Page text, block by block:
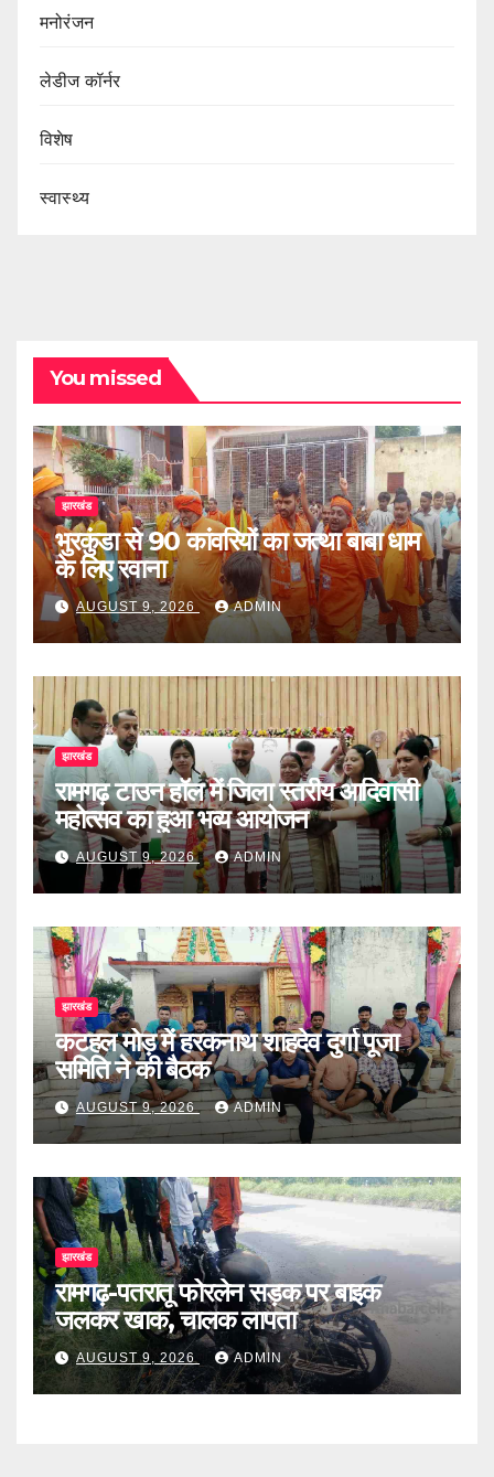
मनोरंजन
लेडीज कॉर्नर
विशेष
स्वास्थ्य
You missed
झारखंड
भुरकुंडा से 90 कांवरियों का जत्था बाबा धाम
के लिए रवाना
AUGUST 9, 2026 ADMIN
झारखंड
रामगढ़ टाउन हॉल में जिला स्तरीय आदिवासी
महोत्सव का हुआ भव्य आयोजन
AUGUST 9, 2026 ADMIN
झारखंड
कटहल मोड़ में हरकनाथ शाहदेव दुर्गा पूजा
समिति ने की बैठक
AUGUST 9, 2026 ADMIN
झारखंड
रामगढ़-पतरातू फोरलेन सड़क पर बाइक
जलकर खाक, चालक लापता
AUGUST 9, 2026 ADMIN